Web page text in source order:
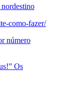
como-fazer/
número
Os